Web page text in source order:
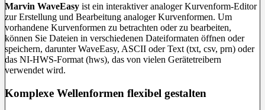
Marvin WaveEasy ist ein interaktiver analoger Kurvenform-Editor
zur Erstellung und Bearbeitung analoger Kurvenformen. Um
vorhandene Kurvenformen zu betrachten oder zu bearbeiten,
können Sie Dateien in verschiedenen Dateiformaten öffnen oder
speichern, darunter WaveEasy, ASCII oder Text (txt, csv, prn) oder
das NI-HWS-Format (hws), das von vielen Gerätetreibern
verwendet wird.
Komplexe Wellenformen flexibel gestalten